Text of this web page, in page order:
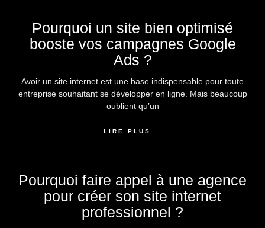
Pourquoi un site bien optimisé
booste vos campagnes Google
Ads ?
Avoir un site internet est une base indispensable pour toute
entreprise souhaitant se développer en ligne. Mais beaucoup
oublient qu’un
LIRE PLUS...
Pourquoi faire appel à une agence
pour créer son site internet
professionnel ?